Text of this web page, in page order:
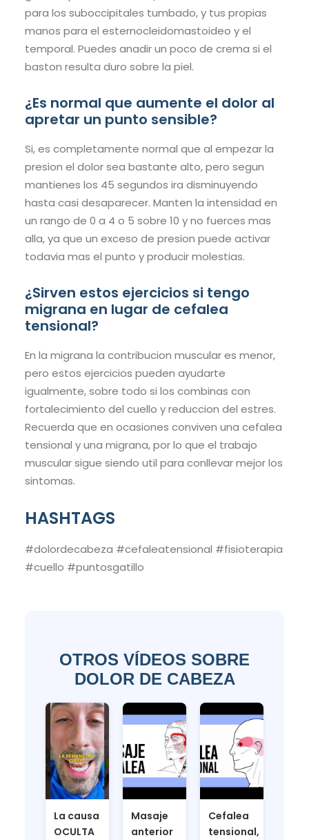
para los suboccipitales tumbado, y tus propias
manos para el esternocleidomastoideo y el
temporal. Puedes anadir un poco de crema si el
baston resulta duro sobre la piel.
¿Es normal que aumente el dolor al
apretar un punto sensible?
Si, es completamente normal que al empezar la
presion el dolor sea bastante alto, pero segun
mantienes los 45 segundos ira disminuyendo
hasta casi desaparecer. Manten la intensidad en
un rango de 0 a 4 o 5 sobre 10 y no fuerces mas
alla, ya que un exceso de presion puede activar
todavia mas el punto y producir molestias.
¿Sirven estos ejercicios si tengo
migrana en lugar de cefalea
tensional?
En la migrana la contribucion muscular es menor,
pero estos ejercicios pueden ayudarte
igualmente, sobre todo si los combinas con
fortalecimiento del cuello y reduccion del estres.
Recuerda que en ocasiones conviven una cefalea
tensional y una migrana, por lo que el trabajo
muscular sigue siendo util para conllevar mejor los
sintomas.
HASHTAGS
#dolordecabeza #cefaleatensional #fisioterapia
#cuello #puntosgatillo
OTROS VÍDEOS SOBRE
DOLOR DE CABEZA
La causa
OCULTA
Masaje
anterior
Cefalea
tensional,